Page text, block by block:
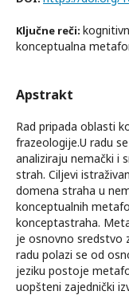
Ključne reči:
konceptualna
Apstrakt
Rad pripada oblasti
frazeologije.U radu
analiziraju nemački i
strah. Ciljevi
domena straha u
konceptualnih
konceptastraha.
je osnovno sredstvo
radu polazi se od
jeziku postoje
uopšteni zajednički